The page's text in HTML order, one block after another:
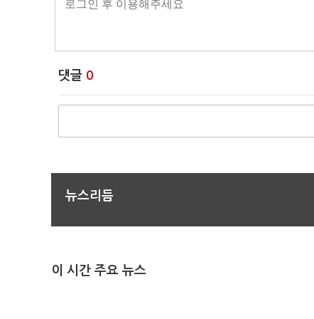
댓글 0
뉴스리듬
이 시간 주요 뉴스